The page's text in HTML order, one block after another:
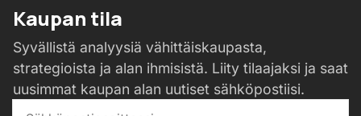
Kaupan tila
Syvällistä analyysiä vähittäiskaupasta,
strategioista ja alan ihmisistä. Liity tilaajaksi ja saat
uusimmat kaupan alan uutiset sähköpostiisi.